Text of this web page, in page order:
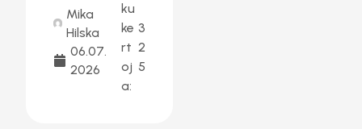
Mika
Hilska
06.07.
2026
ku
ke
rt
oj
a:
3
2
5